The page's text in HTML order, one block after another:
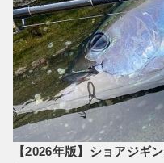
【2026年版】ショアジギ